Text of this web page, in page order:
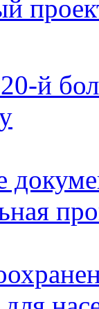
й